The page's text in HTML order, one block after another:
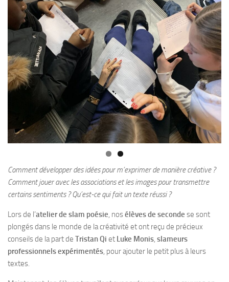
Comment développer des idées pour m’exprimer de manière créative ?
Comment jouer avec les associations et les images pour transmettre
certains sentiments ? Qu’est-ce qui fait un texte réussi ?
Lors de l’atelier de slam poésie, nosélèves de seconde se sont
plongés dans le monde de la créativité et ont reçu de précieux
conseils de la part de Tristan Qi et Luke Monis, slameurs
professionnels expérimentés, pour ajouter le petit plus à leurs
textes.